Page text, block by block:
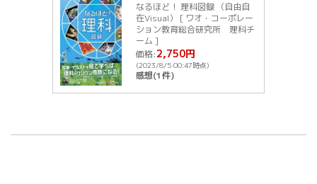
なるほど！ 理科図録 （自由自
在Visual） [ ワオ・コーポレー
ション教育総合研究所 理科チ
ーム ]
価格:2,750円
(2023/8/5 00:47時点)
感想(1件)